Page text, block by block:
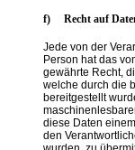
f) Recht auf
Jede von der
Person hat das
gewährte Recht,
welche durch die
bereitgestellt
diese Daten
den